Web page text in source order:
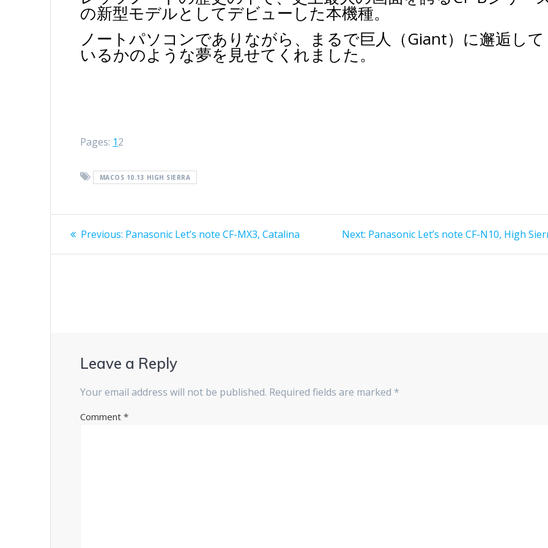
の新型モデルとしてデビューした本機種。
ノートパソコンでありながら、まるで巨人（Giant）に邂逅して
いるかのような夢を見せてくれました。
Pages: Page
1,
Page
2
MACOS 10.13 HIGH SIERRA
Post
navigation
Previous: Previous
Panasonic Let’s note CF-MX3, Catalina Next: Next
Panasonic Let’s note CF-N10, High
Leave a Reply
Your email address will not be published. Required fields are marked *
Comment*